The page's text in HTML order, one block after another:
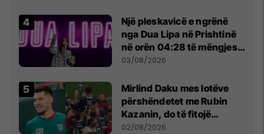
Një pleskavicë e ngrënë
nga Dua Lipa në Prishtinë
në orën 04:28 të mëngjesit
- dhe bota digjitale serbe
03/08/2026
Mirlind Daku mes lotëve
përshëndetet me Rubin
Kazanin, do të fitojë
miliona te Spartak Moska
02/08/2026